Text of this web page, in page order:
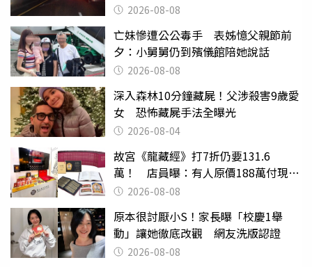
2026-08-08
亡妹慘遭公公毒手 表姊憶父親節前
夕：小舅舅仍到殯儀館陪她說話
2026-08-08
深入森林10分鐘藏屍！父涉殺害9歲愛
女 恐怖藏屍手法全曝光
2026-08-04
故宮《龍藏經》打7折仍要131.6
萬！ 店員曝：有人原價188萬付現購
買 2026-08-08
原本很討厭小S！家長曝「校慶1舉
動」讓她徹底改觀 網友洗版認證
2026-08-08